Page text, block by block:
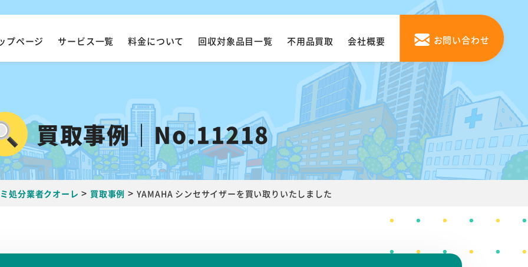
プページ サービス一覧 料金について 回収対象品目一覧 不用品買取 会社概要 お問い合わせ
買取事例｜No.11218
処分業者クオーレ > 買取事例 > YAMAHA シンセサイザーを買い取りいたしました